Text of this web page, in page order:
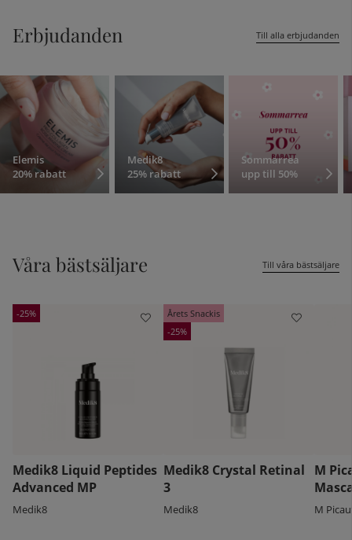
Erbjudanden Till alla erbjudanden
Elemis
20% rabatt
Medik8
25% rabatt
Sommarrea
upp till 50%
Våra bästsäljare Till våra bästsäljare
25
Medik8 Liquid Peptides
Advanced MP
Medik8
Årets Snackis
25
Medik8 Crystal Retinal
3
Medik8
M
M